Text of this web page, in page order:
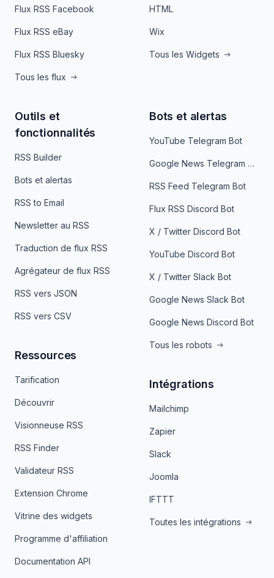
Flux RSS Facebook
Flux RSS eBay
Flux RSS Bluesky
Tous les flux
HTML
Wix
Tous les Widgets
Outils et
fonctionnalités
RSS Builder
Bots et alertas
RSS to Email
Newsletter au RSS
Traduction de flux RSS
Agrégateur de flux RSS
RSS vers JSON
RSS vers CSV
Ressources
Tarification
Découvrir
Visionneuse RSS
RSS Finder
Validateur RSS
Extension Chrome
Vitrine des widgets
Programme d'affiliation
Documentation API
Bots et alertas
YouTube Telegram Bot
Google News Telegram Bot
RSS Feed Telegram Bot
Flux RSS Discord Bot
X / Twitter Discord Bot
YouTube Discord Bot
X / Twitter Slack Bot
Google News Slack Bot
Google News Discord Bot
Tous les robots
Intégrations
Mailchimp
Zapier
Slack
Joomla
IFTTT
Toutes les intégrations